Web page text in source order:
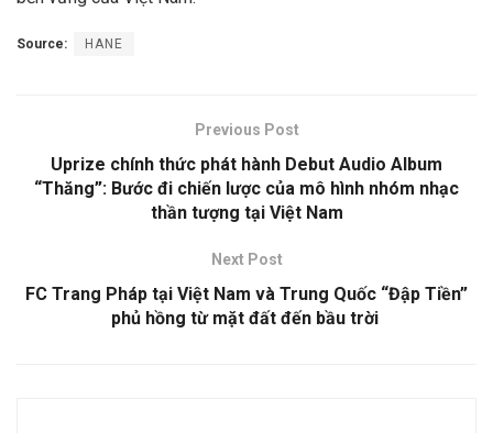
Source: HANE
Previous Post
Uprize chính thức phát hành Debut Audio Album
“Thăng”: Bước đi chiến lược của mô hình nhóm nhạc
thần tượng tại Việt Nam
Next Post
FC Trang Pháp tại Việt Nam và Trung Quốc “Đập Tiền”
phủ hồng từ mặt đất đến bầu trời